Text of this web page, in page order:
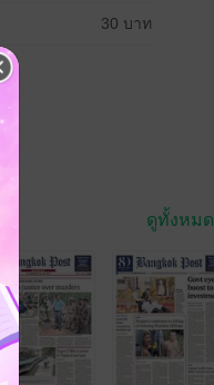
30 บาท
ดูทั้งหมด